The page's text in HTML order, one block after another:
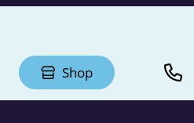
Shop